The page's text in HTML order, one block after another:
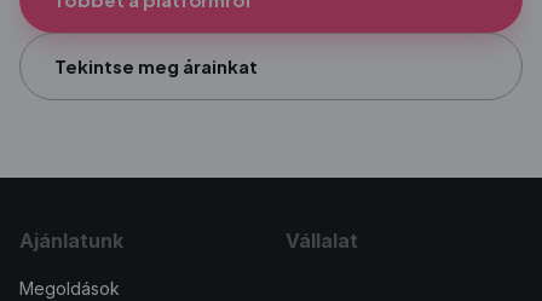
Tekintse meg árainkat
Ajánlatunk
Megoldások
Vállalat